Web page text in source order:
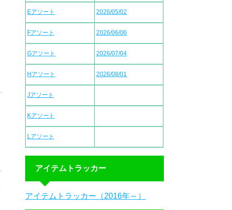
Eアソート 2026/05/02
Fアソート 2026/06/06
Gアソート 2026/07/04
Hアソート 2026/08/01
Jアソート
Kアソート
Lアソート
アイテムトラッカー
アイテムトラッカー（2016年～）